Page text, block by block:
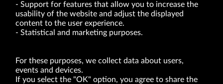
VRG S.A. | 10 Pilotów Street | 31-462 Kraków
Tax Identification Number: 675-000-03-61
District Court for Kraków-Śródmieście in Kraków
XI Economic Department of the National Court Register number 0000047082
of act of 8.03.2013 on combating excessive late payment in commercial transactions
(Journal of Laws of 2019, item 118 as amended).
Support for features that allow you to increase the
usability of the website and adjust the displayed
content to the user experience.
Statistical and marketing purposes.
For these purposes, we collect data about users,
events and devices.
If you select the "OK" option, you agree to share the